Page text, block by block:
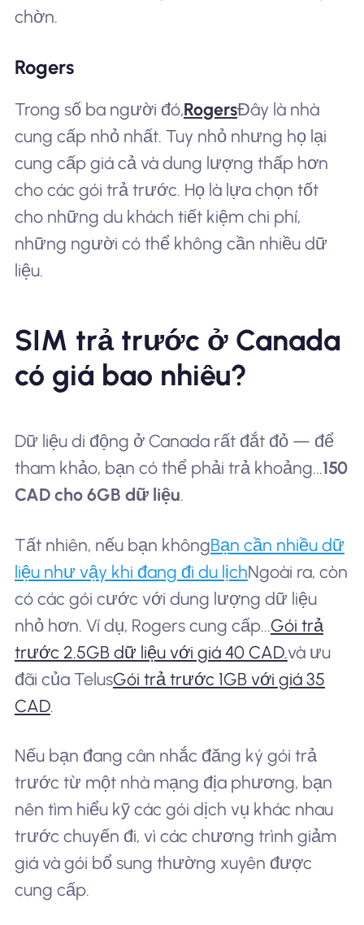
chờn.
Rogers
Trong số ba người đó,RogersĐây là nhà
cung cấp nhỏ nhất. Tuy nhỏ nhưng họ lại
cung cấp giá cả và dung lượng thấp hơn
cho các gói trả trước. Họ là lựa chọn tốt
cho những du khách tiết kiệm chi phí,
những người có thể không cần nhiều dữ
liệu.
SIM trả trước ở Canada
có giá bao nhiêu?
Dữ liệu di động ở Canada rất đắt đỏ — để
tham khảo, bạn có thể phải trả khoảng...150
CAD cho 6GB dữ liệu.
Tất nhiên, nếu bạn khôngBạn cần nhiều dữ
liệu như vậy khi đang đi du lịchNgoài ra, còn
có các gói cước với dung lượng dữ liệu
nhỏ hơn. Ví dụ, Rogers cung cấp...Gói trả
trước 2.5GB dữ liệu với giá 40 CAD.và ưu
đãi của TelusGói trả trước 1GB với giá 35
CAD.
Nếu bạn đang cân nhắc đăng ký gói trả
trước từ một nhà mạng địa phương, bạn
nên tìm hiểu kỹ các gói dịch vụ khác nhau
trước chuyến đi, vì các chương trình giảm
giá và gói bổ sung thường xuyên được
cung cấp.